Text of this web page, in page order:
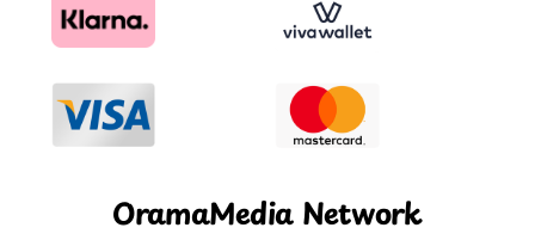
OramaMedia Network